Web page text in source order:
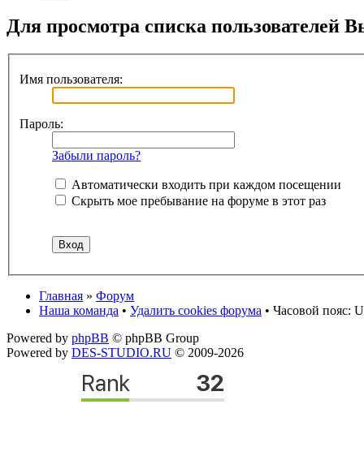
Для просмотра списка пользователей
Имя пользователя:
Пароль:
Забыли пароль?
Автоматически входить при каждом посещении
Скрыть мое пребывание на форуме в этот раз
Главная » Форум
Наша команда • Удалить cookies форума • Часовой пояс:
Powered by phpBB © phpBB Group
Powered by DES-STUDIO.RU © 2009-2026